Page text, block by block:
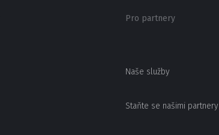
Pro partnery
Naše služby
Staňte se našimi partnery